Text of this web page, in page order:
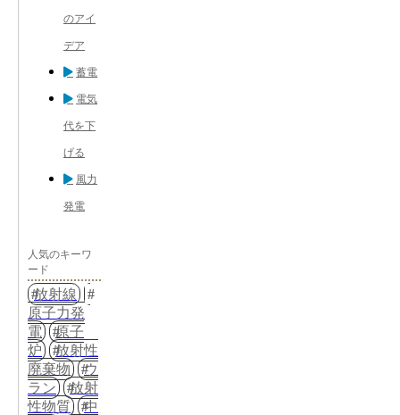
のアイ
デア
蓄電
電気
代を下
げる
風力
発電
人気のキーワ
ード
放射線
原子力発
電
原子
炉
放射性
廃棄物
ウ
ラン
放射
性物質
中